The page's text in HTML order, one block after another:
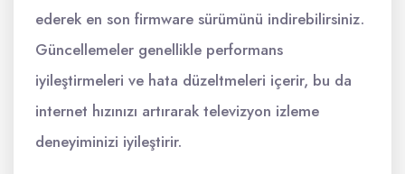
ederek en son firmware sürümünü indirebilirsiniz.
Güncellemeler genellikle performans
iyileştirmeleri ve hata düzeltmeleri içerir, bu da
internet hızınızı artırarak televizyon izleme
deneyiminizi iyileştirir.